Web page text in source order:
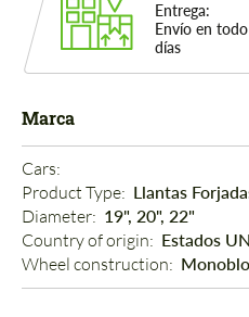
Entrega:
Envío en
días
Marca
Cars:
Product Type: Llantas
Diameter: 19", 20", 22"
Country of origin: Estados
Wheel construction: